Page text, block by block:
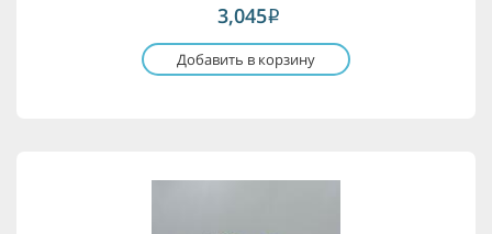
3,045i
Добавить в корзину